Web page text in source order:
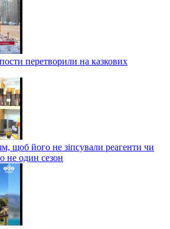
перетворили на казкових
щоб його не зіпсували реагенти чи
не один сезон